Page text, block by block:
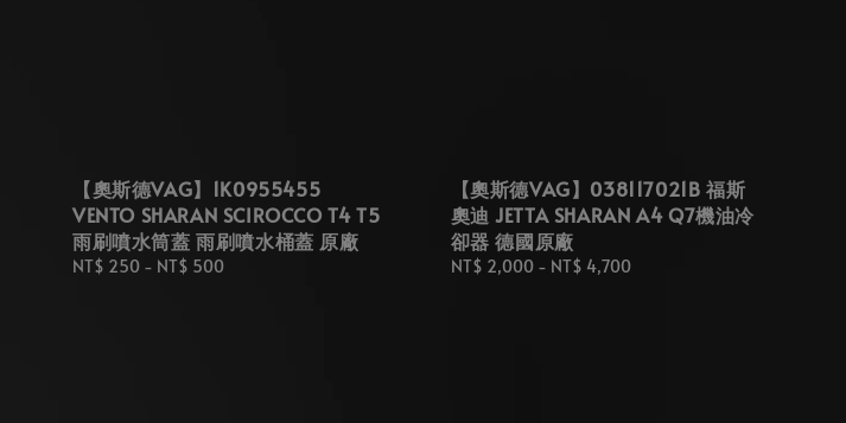
【奧斯德VAG】1K0955455
VENTO SHARAN SCIROCCO T4 T5
雨刷噴水筒蓋 雨刷噴水桶蓋 原廠
Regular
NT$ 250 - NT$ 500
【奧斯德VAG】038117021B 福斯
奧迪 JETTA SHARAN A4 Q7機油冷
卻器 德國原廠
Regular
NT$ 2,000- NT$ 4,700